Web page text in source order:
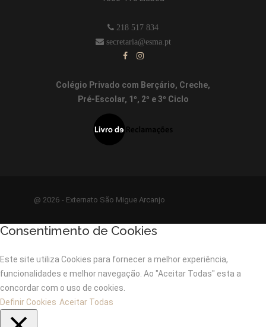
218 517 834
secretaria@esma.pt
Colégio Privado com Berçário, Creche,
Pré-Escolar, 1º, 2º e 3º Ciclo
@ 2026 - Externato São Migue Arcanjo
Consentimento de Cookies
Este site utiliza Cookies para fornecer a melhor experiência,
funcionalidades e melhor navegação. Ao "Aceitar Todas" esta a
concordar com o uso de cookies.
Definir Cookies Aceitar Todas